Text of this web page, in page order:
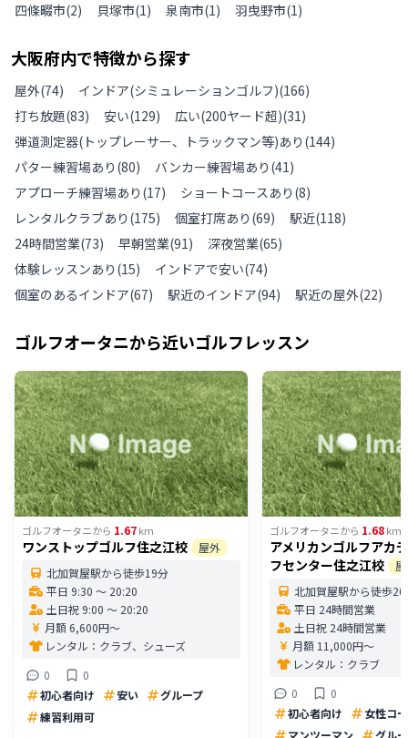
四條畷市(2) 貝塚市(1) 泉南市(1) 羽曳野市(1)
大阪府内で特徴から探す
屋外(74) インドア(シミュレーションゴルフ)(166)
打ち放題(83) 安い(129) 広い(200ヤード超)(31)
弾道測定器(トップレーサー、トラックマン等)あり (144)
パター練習場あり (80) バンカー練習場あり (41)
アプローチ練習場あり (17) ショートコースあり (8)
レンタルクラブあり (175) 個室打席あり (69) 駅近(118)
24時間営業(73) 早朝営業(91) 深夜営業(65)
体験レッスンあり (15) インドアで安い(74)
個室のあるインドア(67) 駅近のインドア(94) 駅近の屋外(22)
ゴルフオータニから近いゴルフレッスン
ゴルフオータニから 1.67km
ワンストップゴルフ住之江校
屋外
北加賀屋駅から徒歩19分
平日 9:30 〜 20:20
土日祝 9:00 〜 20:20
月額 6,600円〜
レンタル： クラブ、シューズ
0
0
初心者向け
安い
グループ
練習利用可
ゴルフオータニから 1.68km
アメリカンゴルフアカ
フセンター住之江校
北加賀屋駅から徒歩20
平日 24時間営業
土日祝 24時間営業
月額 11,000円〜
レンタル： クラブ
0
0
初心者向け
女性コ